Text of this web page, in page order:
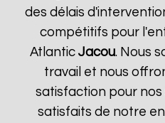
des délais
compétitifs pour
Atlantic Jacou. Nous
travail et nous
satisfaction pour nos
satisfaits de notre